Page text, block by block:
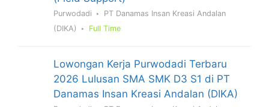
Purwodadi
PT Danamas Insan Kreasi Andalan
(DIKA)
Full Time
Lowongan Kerja Purwodadi Terbaru
2026 Lulusan SMA SMK D3 S1 di PT
Danamas Insan Kreasi Andalan (DIKA)